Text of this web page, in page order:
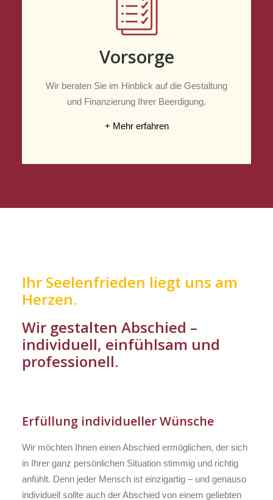
Vorsorge
Wir beraten Sie im Hinblick auf die Gestaltung
und Finanzierung Ihrer Beerdigung.
+ Mehr erfahren
Ihr Seelenfrieden liegt uns am
Herzen.
Wir gestalten Abschied –
individuell, einfühlsam und
professionell.
Erfüllung individueller Wünsche
Wir möchten Ihnen einen Abschied ermöglichen, der sich
in Ihrer ganz persönlichen Situation stimmig und richtig
anfühlt. Denn jeder Mensch ist einzigartig – und genauso
individuell sollte auch der Abschied von einem geliebten